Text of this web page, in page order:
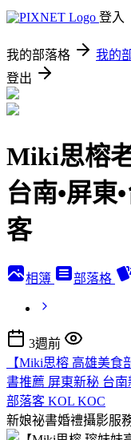
登入
我的部落格 我的
登出
Miki思榕
台南•屏東
客
相簿 部落格
3週前
【Miki思榕 高雄美
書推薦 屏東新秘 台
部落客 KOL KOC
新娘祕書婚禮攝影服